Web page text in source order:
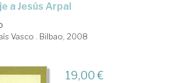
a Jesús Arpal
Vasco . Bilbao, 2008
19,00 €